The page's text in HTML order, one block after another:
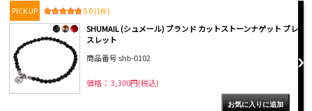
PICK UP 5.0 (1件)
SHUMAIL (シュメール) ブランド カットストーンナゲット ブレ
スレット
商品番号 shb-0102
価格： 3,300円(税込)